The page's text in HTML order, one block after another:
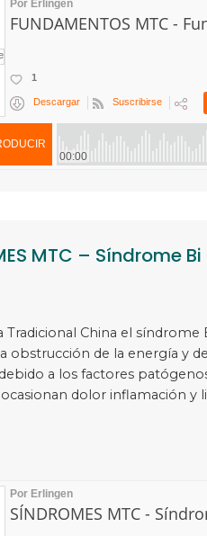
MTC – Síndrome
Tradicional China el
obstrucción de la energía y
a los factores
ocasionan dolor inflamación